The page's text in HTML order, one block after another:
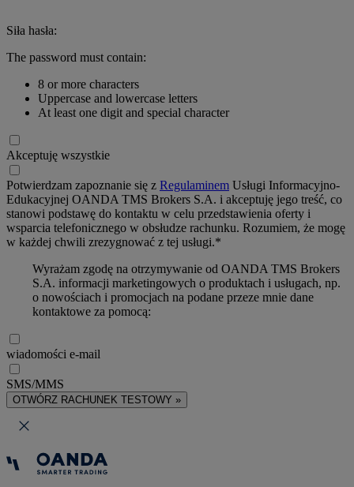
Siła hasła:
The password must contain:
8 or more characters
Uppercase and lowercase letters
At least one digit and special character
Akceptuję wszystkie
Potwierdzam zapoznanie się z Regulaminem Usługi Informacyjno-
Edukacyjnej OANDA TMS Brokers S.A. i akceptuję jego treść, co
stanowi podstawę do kontaktu w celu przedstawienia oferty i
wsparcia telefonicznego w obsłudze rachunku. Rozumiem, że mogę
w każdej chwili zrezygnować z tej usługi.*
Wyrażam zgodę na otrzymywanie od OANDA TMS Brokers
S.A. informacji marketingowych o produktach i usługach, np.
o nowościach i promocjach na podane przeze mnie dane
kontaktowe za pomocą:
wiadomości e-mail
SMS/MMS
OTWÓRZ RACHUNEK TESTOWY »